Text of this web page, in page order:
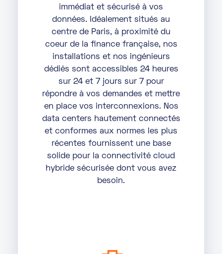
immédiat et sécurisé à vos
données. Idéalement situés au
centre de Paris, à proximité du
coeur de la finance française, nos
installations et nos ingénieurs
dédiés sont accessibles 24 heures
sur 24 et 7 jours sur 7 pour
répondre à vos demandes et mettre
en place vos interconnexions. Nos
data centers hautement connectés
et conformes aux normes les plus
récentes fournissent une base
solide pour la connectivité cloud
hybride sécurisée dont vous avez
besoin.